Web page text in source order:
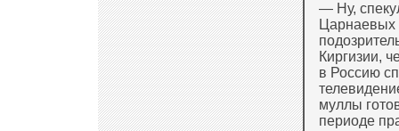
— Ну,
Царнаевых
Киргизии,
в Россию
муллы
периоде